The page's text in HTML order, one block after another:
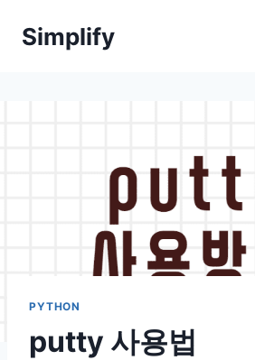
Simplify
PYTHON
putty 사용법